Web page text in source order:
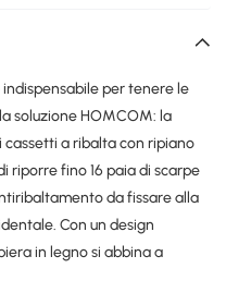
per tenere le
soluzione HOMCOM: la
a ribalta con ripiano
riporre fino 16 paia di scarpe
da fissare alla
Con un design
in legno si abbina a